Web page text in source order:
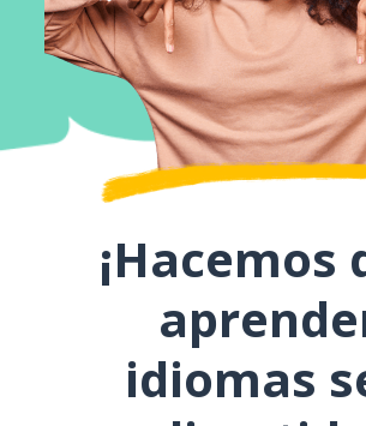
¡Hacemos
idiomas